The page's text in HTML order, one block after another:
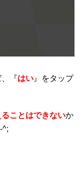
『はい 』をタップ
ことはできないか
^;